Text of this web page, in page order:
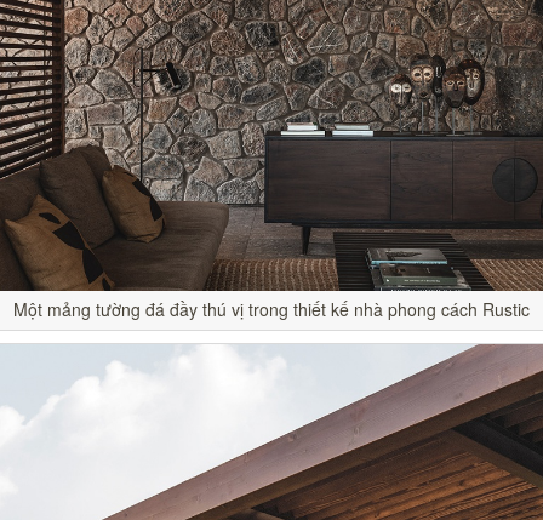
Một mảng tường đá đầy thú vị trong thiết kế nhà phong cách Rustic